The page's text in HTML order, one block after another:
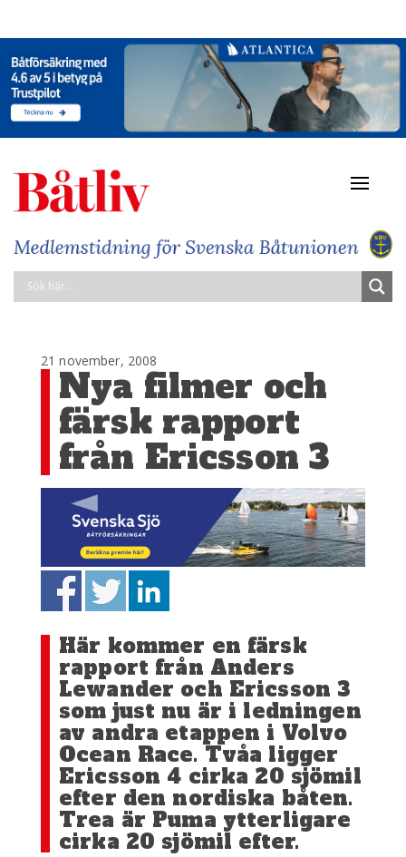
21 november, 2008
Nya filmer och
färsk rapport
från Ericsson 3
Här kommer en färsk
rapport från Anders
Lewander och Ericsson 3
som just nu är i ledningen
av andra etappen i Volvo
Ocean Race. Tvåa ligger
Ericsson 4 cirka 20 sjömil
efter den nordiska båten.
Trea är Puma ytterligare
cirka 20 sjömil efter.